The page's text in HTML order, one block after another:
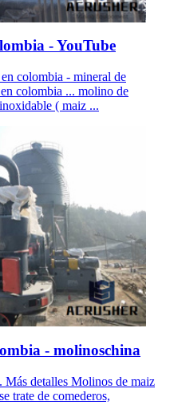
- YouTube
colombia - mineral de
colombia ... molino de
( maiz ...
- molinoschina
detalles Molinos de maiz
trate de comederos,